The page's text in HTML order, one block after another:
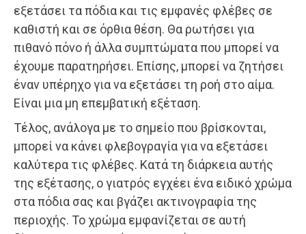
εξετάσει τα πόδια και τις εμφανές φλέβες σε
καθιστή και σε όρθια θέση. Θα ρωτήσει για
πιθανό πόνο ή άλλα συμπτώματα που μπορεί να
έχουμε παρατηρήσει. Επίσης, μπορεί να ζητήσει
έναν υπέρηχο για να εξετάσει τη ροή στο αίμα.
Είναι μια μη επεμβατική εξέταση.
Τέλος, ανάλογα με το σημείο που βρίσκονται,
μπορεί να κάνει φλεβογραγία για να εξετάσει
καλύτερα τις φλέβες. Κατά τη διάρκεια αυτής
της εξέτασης, ο γιατρός εγχέει ένα ειδικό χρώμα
στα πόδια σας και βγάζει ακτινογραφία της
περιοχής. Το χρώμα εμφανίζεται σε αυτή